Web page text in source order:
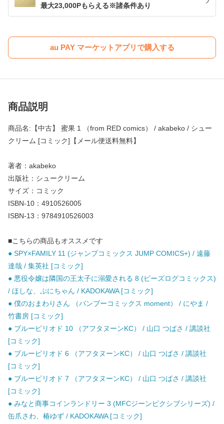
最大23,000Pもらえる※諸条件あり
au PAY マーケットアプリで購入する
商品説明
商品名:【中古】 蜜果 1 （from RED comics） / akabeko / シュー
クリーム [コミック]【メール便送料無料】
著者：akabeko
出版社：シュークリーム
サイズ：コミック
ISBN-10：4910526005
ISBN-13：9784910526003
■こちらの商品もオススメです
● SPY×FAMILY 11 (ジャンプコミックス JUMP COMICS+) / 遠藤
達哉 / 集英社 [コミック]
● 悪役令嬢は隣国の王太子に溺愛される 8 (ビーズログコミックス)
/ ほしな、ぷにちゃん / KADOKAWA [コミック]
● 僕のおまわりさん （バンブーコミックス moment） / にやま /
竹書房 [コミック]
● ブルーピリオド 10 （アフタヌーンKC） / 山口 つばさ / 講談社
[コミック]
● ブルーピリオド 6 （アフタヌーンKC） / 山口 つばさ / 講談社
[コミック]
● ブルーピリオド 7 （アフタヌーンKC） / 山口 つばさ / 講談社
[コミック]
● みなと商事コインランドリー 3 (MFCジーンピクシブシリーズ) /
缶爪さわ、椿ゆず / KADOKAWA [コミック]